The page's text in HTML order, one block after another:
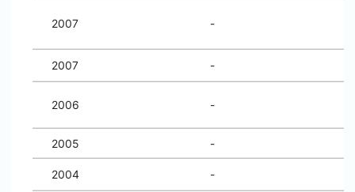
2007 -
2007 -
2006 -
2005 -
2004 -